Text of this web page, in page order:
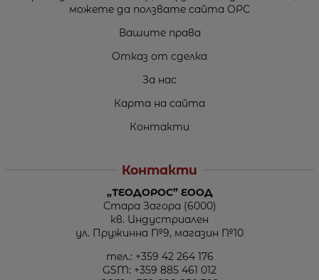
можете да ползвате сайта ОРС
Вашите права
Отказ от сделка
За нас
Карта на сайта
Контакти
Контакти
„ТЕОДОРОС” ЕООД
Стара Загора (6000)
кв. Индустриален
ул. Пружинна №9, магазин №10
тел.: +359 42 264 176
GSM: +359 885 461 012